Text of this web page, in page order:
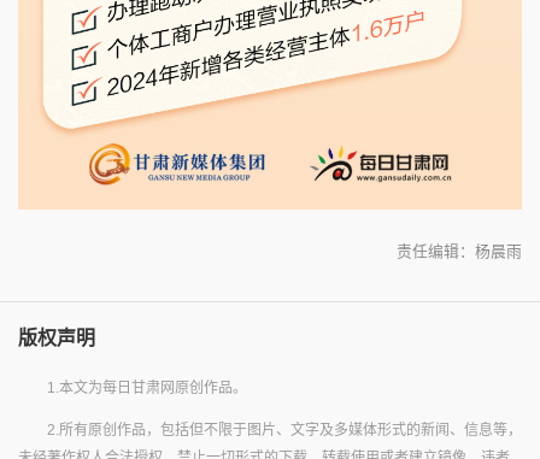
责任编辑：杨晨雨
版权声明
1.本文为每日甘肃网原创作品。
2.所有原创作品，包括但不限于图片、文字及多媒体形式的新闻、信息等，